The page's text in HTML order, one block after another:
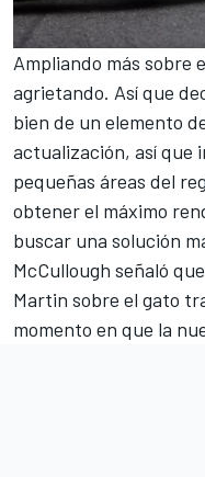
Ampliando más sobre
agrietando. Así que
bien de un elemento
actualización, así que
pequeñas áreas del
obtener el máximo
buscar una solución
McCullough señaló
Martin sobre el gato
momento en que la